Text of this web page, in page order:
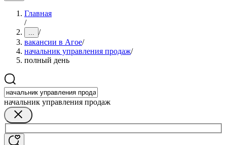
Главная
/
... /
вакансии в Агое/
начальник управления продаж/
полный день
начальник управления продаж